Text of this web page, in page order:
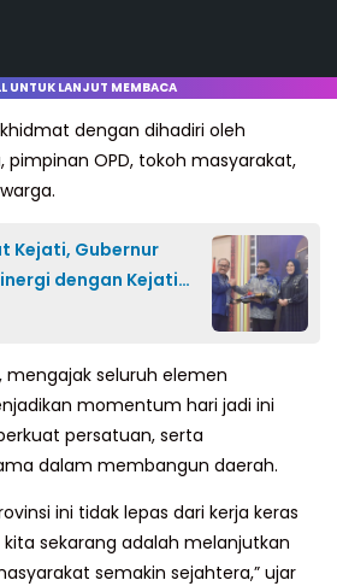
UNTUK LANJUT MEMBACA
dengan dihadiri oleh
pimpinan OPD, tokoh masyarakat,
Kejati, Gubernur
dengan Kejati
mengajak seluruh elemen
momentum hari jadi ini
persatuan, serta
dalam membangun daerah.
ini tidak lepas dari kerja keras
sekarang adalah melanjutkan
semakin sejahtera,” ujar